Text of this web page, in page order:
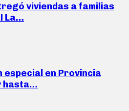
viviendas a familias
La…
especial en Provincia
hasta…